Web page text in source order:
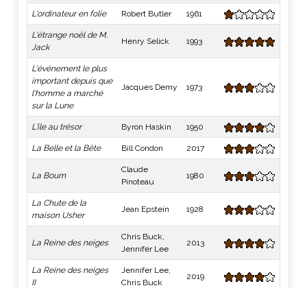
L'ordinateur en folie Robert Butler 1961
L'étrange noël de M.
Jack
Henry Selick 1993
L'événement le plus
important depuis que
l'homme a marché
sur la Lune
Jacques Demy 1973
L'île au trésor Byron Haskin 1950
La Belle et la Bête Bill Condon 2017
La Boum
Claude
Pinoteau
1980
La Chute de la
maison Usher
Jean Epstein 1928
La Reine des neiges
Chris Buck,
Jennifer Lee
2013
La Reine des neiges
II
Jennifer Lee,
Chris Buck
2019